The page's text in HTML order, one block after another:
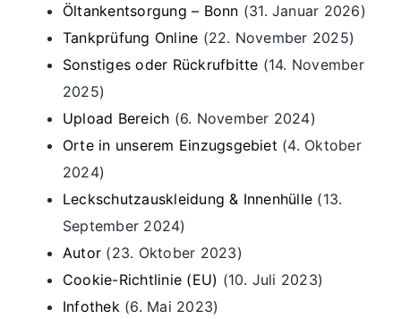
Öltankentsorgung – Bonn (31. Januar 2026)
Tankprüfung Online (22. November 2025)
Sonstiges oder Rückrufbitte (14. November
2025)
Upload Bereich (6. November 2024)
Orte in unserem Einzugsgebiet (4. Oktober
2024)
Leckschutzauskleidung & Innenhülle (13.
September 2024)
Autor (23. Oktober 2023)
Cookie-Richtlinie (EU) (10. Juli 2023)
Infothek (6. Mai 2023)